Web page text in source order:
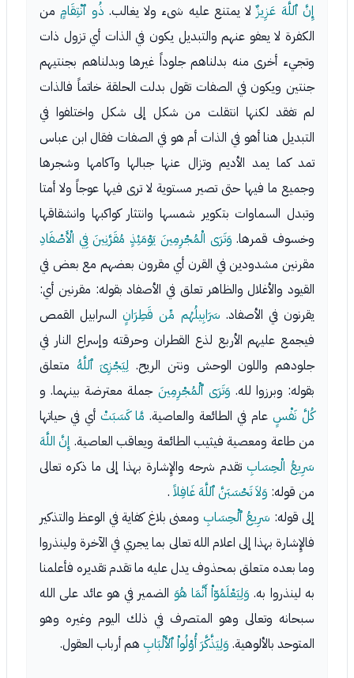
إِنَّ ٱللَّهَ عَزِيزٌ لا يمتنع عليه شىء ولا يغالب. ذُو ٱنْتِقَامٍ من
الكفرة لا يعفو عنهم والتبديل يكون في الذات أي تزول ذات
وتجيء أخرى منه بدلناهم جلوداً غيرها وبدلناهم بجنتيهم
جنتين ويكون في الصفات تقول بدلت الحلقة خاتماً فالذات
لم تفقد لكنها انتقلت من شكل إلى شكل واختلفوا في
التبديل هنا أهو في الذات أم هو في الصفات فقال ابن عباس
تمد كما يمد الأديم وتزال عنها جبالها وآكامها وشجرها
وجميع ما فيها حتى تصير مستوية لا ترى فيها عوجاً ولا أمتا
وتبدل السماوات بتكوير شمسها وانتثار كواكبها وانشقاقها
وخسوف قمرها.وَتَرَى الْمُجْرِمِينَ يَوْمَئِذٍ مُقَرَّنِينَ فِي الْأَصْفَادِ
مقرنين مشدودين في القرن أي مقرون بعضهم مع بعض في
القيود والأغلال والظاهر تعلق في الأصفاد بقوله: مقرنين أي:
يقرنون في الأصفاد. سَرَابِيلُهُم مِّن قَطِرَانٍ السرابيل القمص
فيجمع عليهم الأربع لذع القطران وحرقته وإسراع النار في
جلودهم واللون الوحش ونتن الريح.لِيَجْزِىَ ٱللَّهُ متعلق
بقوله: وبرزوا لله. وَتَرَى ٱلْمُجْرِمِينَجملة معترضة بينهما. و
كُلَّ نَفْسٍ عام في الطائعة والعاصية. مَّا كَسَبَتْ أي في حياتها
من طاعة ومعصية فيثيب الطائعة ويعاقب العاصية. إِنَّ اللَّهَ
سَرِيعُ الْحِسَابِ تقدم شرحه والإِشارة بهذا إلى ما ذكره تعالى
من قوله: وَلاَ تَحْسَبَنَّ ٱللَّهَ غَافِلاً .
إلى قوله: سَرِيعُ ٱلْحِسَابِ ومعنى بلاغ كفاية في الوعظ والتذكير
فالإِشارة بهذا إلى اعلام الله تعالى بما يجري في الآخرة ولينذروا
وما بعده متعلق بمحذوف يدل عليه ما تقدم تقديره فأعلمنا
به لينذروا به.وَلِيَعْلَمُوۤاْ أَنَّمَا هُوَ الضمير في هو عائد على الله
سبحانه وتعالى وهو المتصرف في ذلك اليوم وغيره وهو
المتوحد بالألوهية. وَلِيَذَّكَّرَ أُوْلُواْ ٱلأَلْبَابِ هم أرباب العقول.